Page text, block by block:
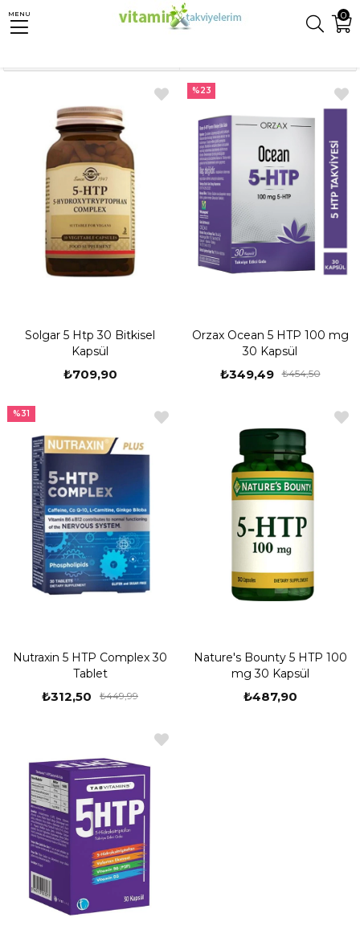
0
MENU
Anasayfa 5-HTP
Solgar 5 Htp 30 Bitkisel
Kapsül
₺709,90
Orzax Ocean 5 HTP 100 mg
30 Kapsül
₺349,49 ₺454,50
%23
Nutraxin 5 HTP Complex 30
Tablet
₺312,50 ₺449,99
%31
Nature's Bounty 5 HTP 100
mg 30 Kapsül
₺487,90